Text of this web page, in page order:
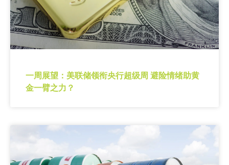
一周展望：美联储领衔央行超级周 避险情绪助黄
金一臂之力？